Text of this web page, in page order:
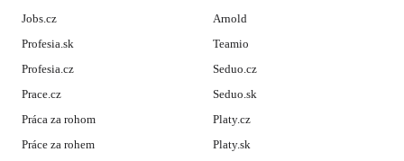
Jobs.cz
Profesia.sk
Profesia.cz
Prace.cz
Práca za rohom
Práce za rohem
Arnold
Teamio
Seduo.cz
Seduo.sk
Platy.cz
Platy.sk